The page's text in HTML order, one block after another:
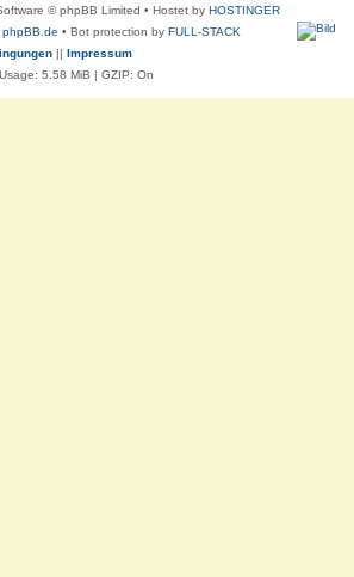
© phpBB Limited • Hostet by HOSTINGER
phpBB.de • Bot protection by FULL-STACK
|| Impressum
5.58 MiB | GZIP: On